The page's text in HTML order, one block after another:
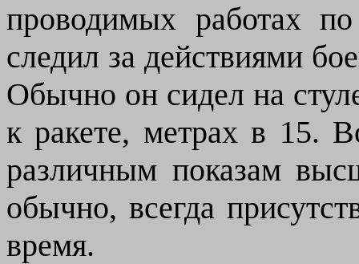
проводимых работах
следил за действиями
Обычно он сидел на
к ракете, метрах в 15.
различным показам
обычно, всегда
время.